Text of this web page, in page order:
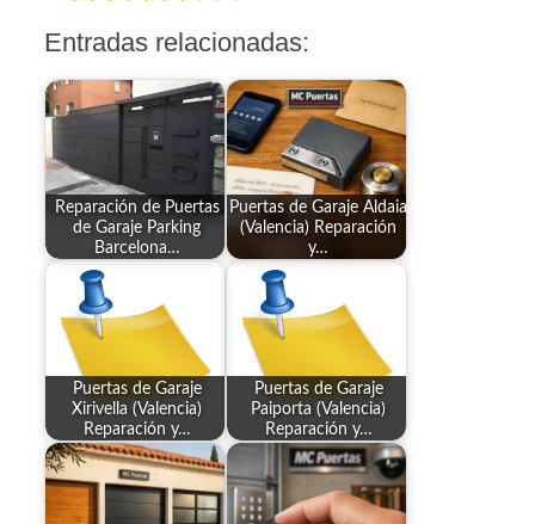
Entradas relacionadas:
Reparación de Puertas
de Garaje Parking
Barcelona…
Puertas de Garaje Aldaia
(Valencia) Reparación
y…
Puertas de Garaje
Xirivella (Valencia)
Reparación y…
Puertas de Garaje
Paiporta (Valencia)
Reparación y…